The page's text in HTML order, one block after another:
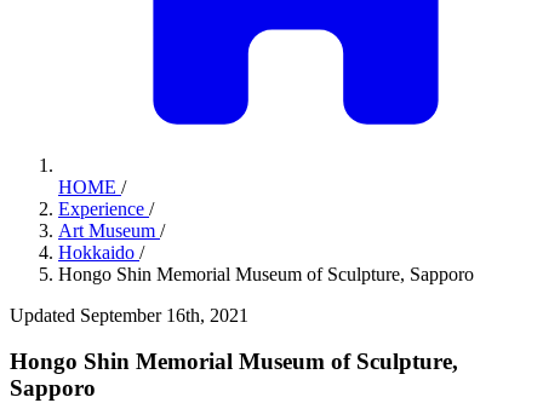
HOME /
Experience /
Art Museum /
Hokkaido /
Hongo Shin Memorial Museum of Sculpture, Sapporo
Updated September 16th, 2021
Hongo Shin Memorial Museum of Sculpture,
Sapporo